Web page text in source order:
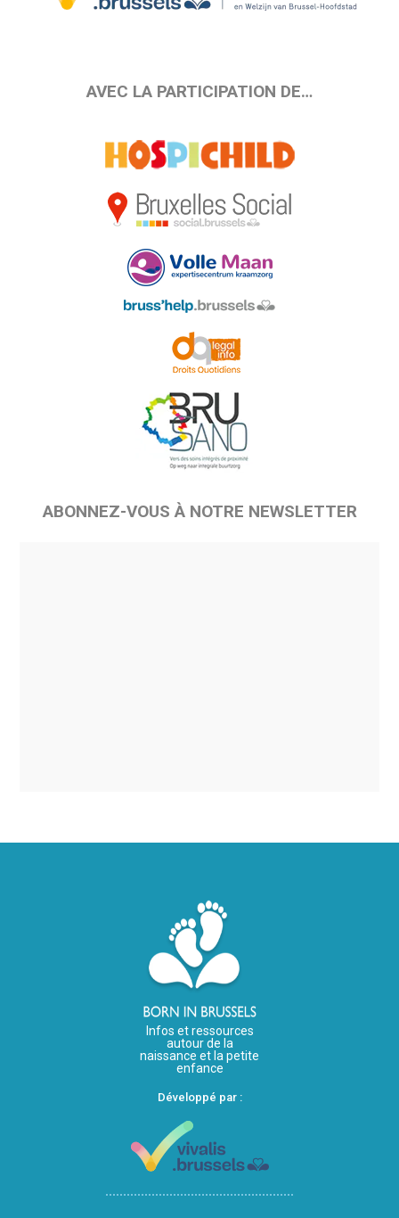
AVEC LA PARTICIPATION DE…
ABONNEZ-VOUS À NOTRE NEWSLETTER
Infos et ressources
autour de la
naissance et la petite
enfance
Développé par :